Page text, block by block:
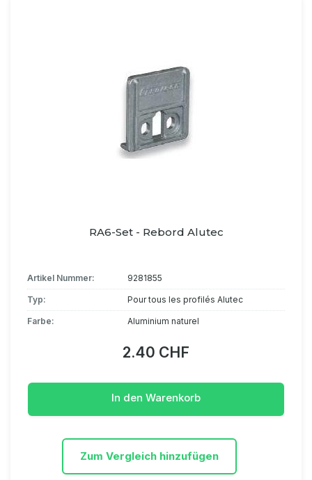
RA6-Set - Rebord Alutec
Artikel Nummer: 9281855
Typ: Pour tous les profilés Alutec
Farbe: Aluminium naturel
2.40 CHF
In den Warenkorb
Zum Vergleich hinzufügen